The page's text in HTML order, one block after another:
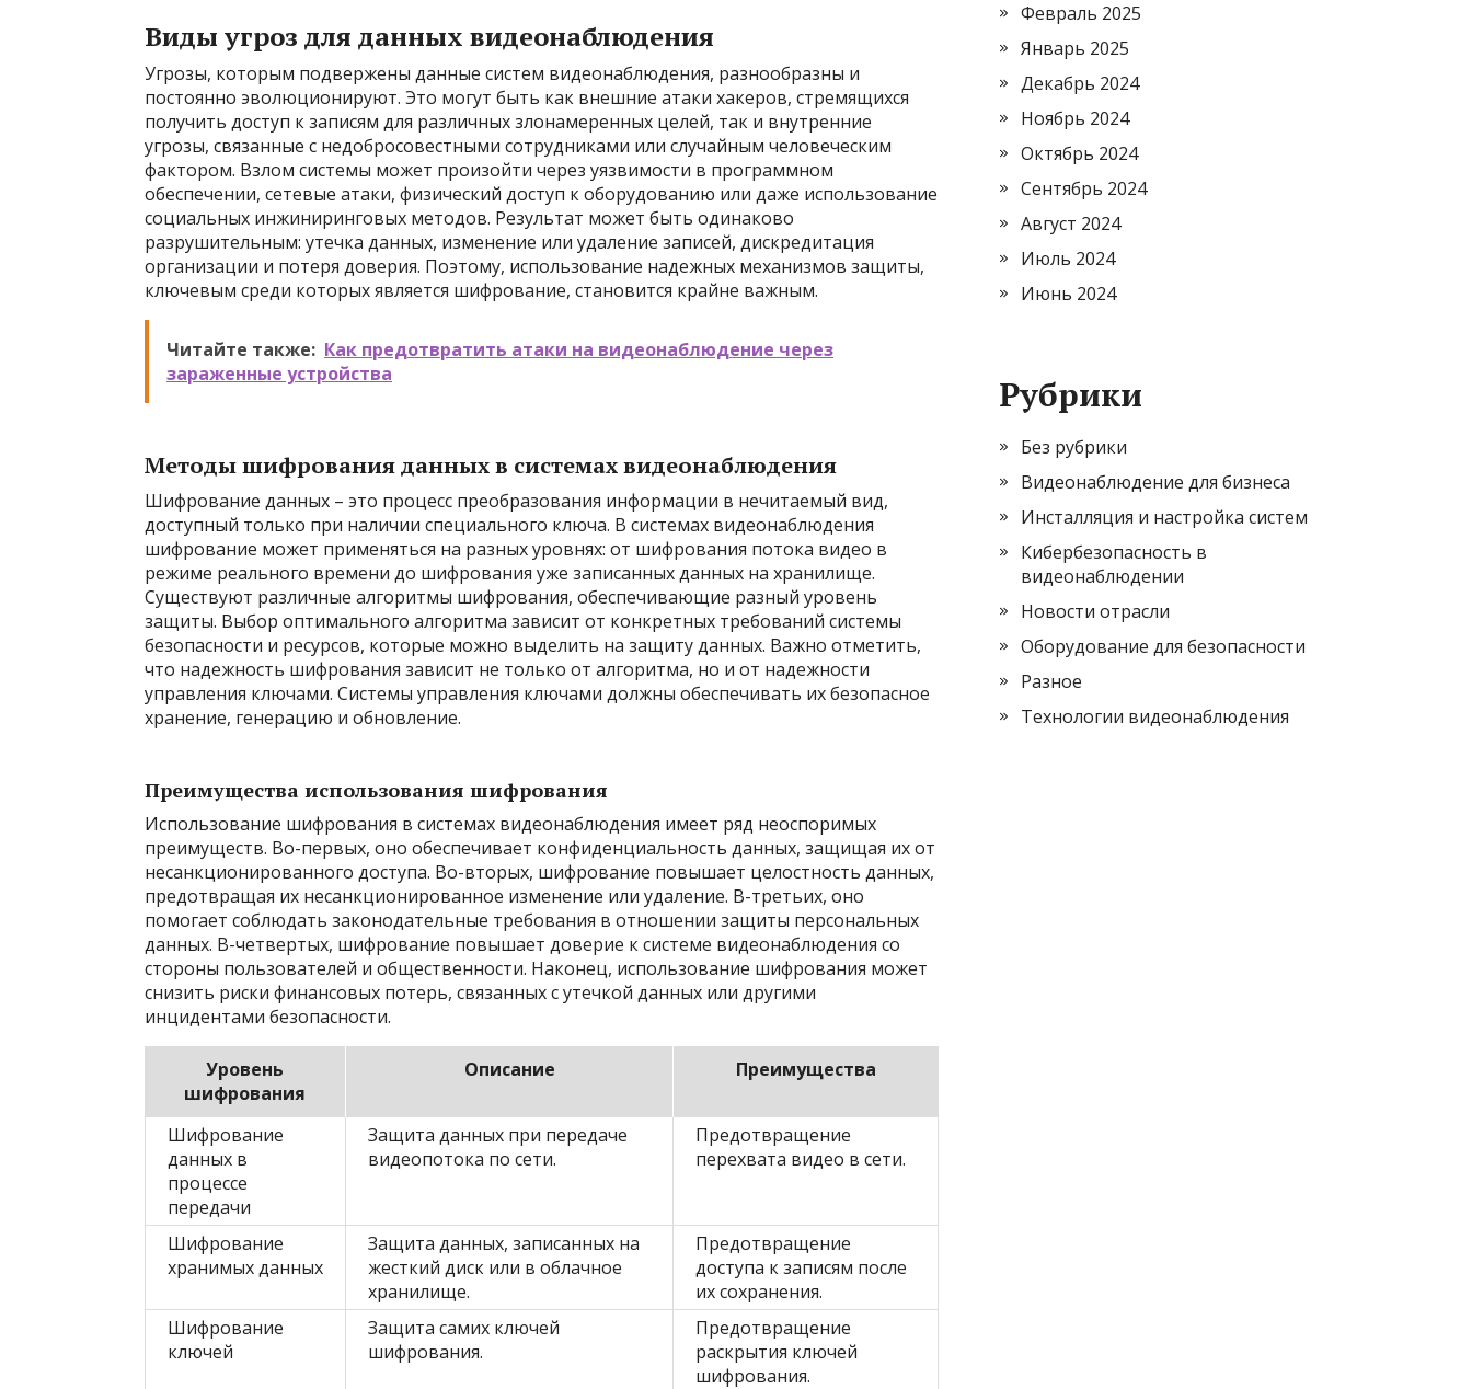
Виды угроз для данных видеонаблюдения
Угрозы, которым подвержены данные систем видеонаблюдения, разнообразны и
постоянно эволюционируют. Это могут быть как внешние атаки хакеров, стремящихся
получить доступ к записям для различных злонамеренных целей, так и внутренние
угрозы, связанные с недобросовестными сотрудниками или случайным человеческим
фактором. Взлом системы может произойти через уязвимости в программном
обеспечении, сетевые атаки, физический доступ к оборудованию или даже использование
социальных инжиниринговых методов. Результат может быть одинаково
разрушительным: утечка данных, изменение или удаление записей, дискредитация
организации и потеря доверия. Поэтому, использование надежных механизмов защиты,
ключевым среди которых является шифрование, становится крайне важным.
Читайте также: Как предотвратить атаки на видеонаблюдение через
зараженные устройства
Методы шифрования данных в системах видеонаблюдения
Шифрование данных – это процесс преобразования информации в нечитаемый вид,
доступный только при наличии специального ключа. В системах видеонаблюдения
шифрование может применяться на разных уровнях: от шифрования потока видео в
режиме реального времени до шифрования уже записанных данных на хранилище.
Существуют различные алгоритмы шифрования, обеспечивающие разный уровень
защиты. Выбор оптимального алгоритма зависит от конкретных требований системы
безопасности и ресурсов, которые можно выделить на защиту данных. Важно отметить,
что надежность шифрования зависит не только от алгоритма, но и от надежности
управления ключами. Системы управления ключами должны обеспечивать их безопасное
хранение, генерацию и обновление.
Преимущества использования шифрования
Использование шифрования в системах видеонаблюдения имеет ряд неоспоримых
преимуществ. Во-первых, оно обеспечивает конфиденциальность данных, защищая их от
несанкционированного доступа. Во-вторых, шифрование повышает целостность данных,
предотвращая их несанкционированное изменение или удаление. В-третьих, оно
помогает соблюдать законодательные требования в отношении защиты персональных
данных. В-четвертых, шифрование повышает доверие к системе видеонаблюдения со
стороны пользователей и общественности. Наконец, использование шифрования может
снизить риски финансовых потерь, связанных с утечкой данных или другими
инцидентами безопасности.
Уровень
шифрования
Описание Преимущества
Шифрование
данных в
процессе
передачи
Защита данных при передаче
видеопотока по сети.
Предотвращение
перехвата видео в сети.
Шифрование
хранимых данных
Защита данных, записанных на
жесткий диск или в облачное
хранилище.
Предотвращение
доступа к записям после
их сохранения.
Шифрование
ключей
Защита самих ключей
шифрования.
Предотвращение
раскрытия ключей
шифрования.
Февраль 2025
Январь 2025
Декабрь 2024
Ноябрь 2024
Октябрь 2024
Сентябрь 2024
Август 2024
Июль 2024
Июнь 2024
Рубрики
Без рубрики
Видеонаблюдение для бизнеса
Инсталляция и настройка систем
Кибербезопасность в
видеонаблюдении
Новости отрасли
Оборудование для безопасности
Разное
Технологии видеонаблюдения